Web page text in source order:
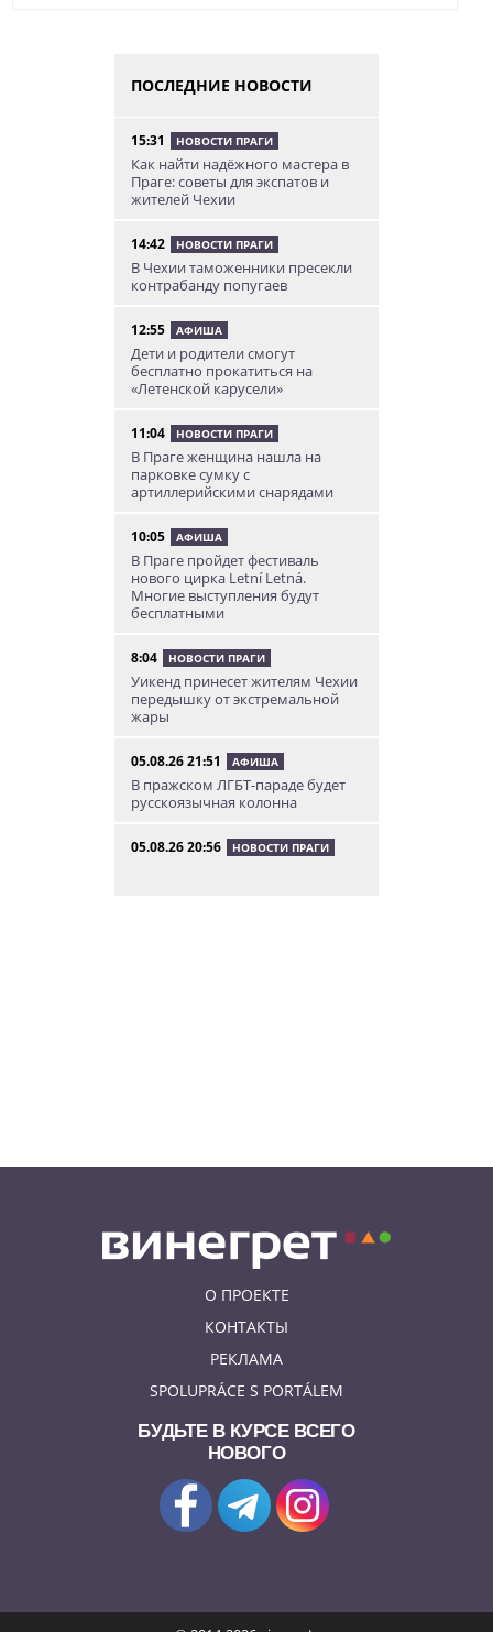
ПОСЛЕДНИЕ НОВОСТИ
15:31 НОВОСТИ ПРАГИ
Как найти надёжного мастера в
Праге: советы для экспатов и
жителей Чехии
14:42 НОВОСТИ ПРАГИ
В Чехии таможенники пресекли
контрабанду попугаев
12:55 АФИША
Дети и родители смогут
бесплатно прокатиться на
«Летенской карусели»
11:04 НОВОСТИ ПРАГИ
В Праге женщина нашла на
парковке сумку с
артиллерийскими снарядами
10:05 АФИША
В Праге пройдет фестиваль
нового цирка Letní Letná.
Многие выступления будут
бесплатными
8:04 НОВОСТИ ПРАГИ
Уикенд принесет жителям Чехии
передышку от экстремальной
жары
05.08.26 21:51 АФИША
В пражском ЛГБТ-параде будет
русскоязычная колонна
05.08.26 20:56 НОВОСТИ ПРАГИ
О ПРОЕКТЕ
КОНТАКТЫ
РЕКЛАМА
SPOLUPRÁCE S PORTÁLEM
БУДЬТЕ В КУРСЕ ВСЕГО
НОВОГО